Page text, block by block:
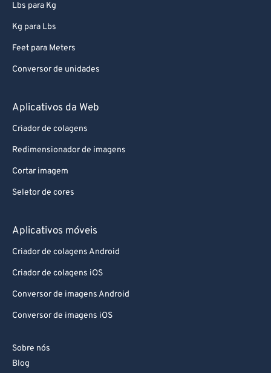
Lbs para Kg
Kg para Lbs
Feet para Meters
Conversor de unidades
Aplicativos da Web
Criador de colagens
Redimensionador de imagens
Cortar imagem
Seletor de cores
Aplicativos móveis
Criador de colagens Android
Criador de colagens iOS
Conversor de imagens Android
Conversor de imagens iOS
Sobre nós
Blog